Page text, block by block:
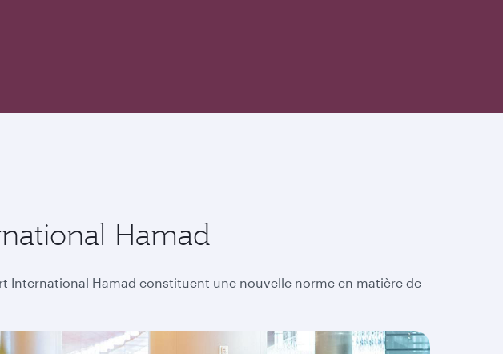
Hamad
International Hamad constituent une nouvelle norme en matière de